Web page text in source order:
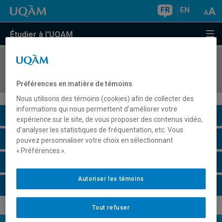
FR EN
Étudier à l'UQAM
COURS//
Description du cours
Horaire - Été 2026
Préférences en matière de témoins
Nous utilisons des témoins (cookies) afin de collecter des
informations qui nous permettent d’améliorer votre
expérience sur le site, de vous proposer des contenus vidéo,
d’analyser les statistiques de fréquentation, etc. Vous
pouvez personnaliser votre choix en sélectionnant
« Préférences ».
Tout refuser
Autoriser les témoins